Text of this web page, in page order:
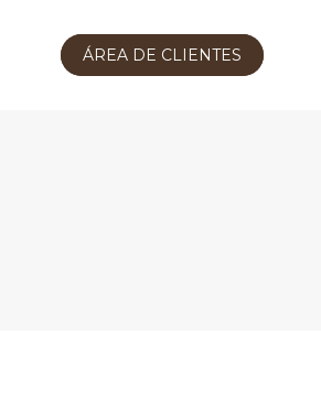
ÁREA DE CLIENTES